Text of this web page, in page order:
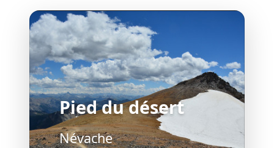
Pied du désert
Névache